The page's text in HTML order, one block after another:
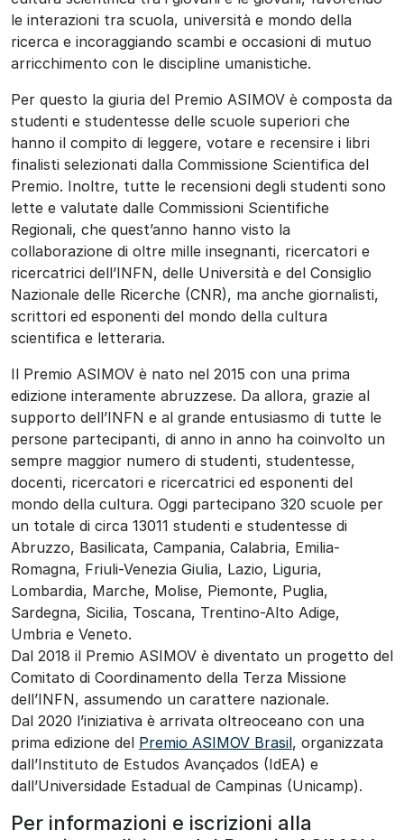
le interazioni tra scuola, università e mondo della
ricerca e incoraggiando scambi e occasioni di mutuo
arricchimento con le discipline umanistiche.
Per questo la giuria del Premio ASIMOV è composta da
studenti e studentesse delle scuole superiori che
hanno il compito di leggere, votare e recensire i libri
finalisti selezionati dalla Commissione Scientifica del
Premio. Inoltre, tutte le recensioni degli studenti sono
lette e valutate dalle Commissioni Scientifiche
Regionali, che quest’anno hanno visto la
collaborazione di oltre mille insegnanti, ricercatori e
ricercatrici dell’INFN, delle Università e del Consiglio
Nazionale delle Ricerche (CNR), ma anche giornalisti,
scrittori ed esponenti del mondo della cultura
scientifica e letteraria.
Il Premio ASIMOV è nato nel 2015 con una prima
edizione interamente abruzzese. Da allora, grazie al
supporto dell’INFN e al grande entusiasmo di tutte le
persone partecipanti, di anno in anno ha coinvolto un
sempre maggior numero di studenti, studentesse,
docenti, ricercatori e ricercatrici ed esponenti del
mondo della cultura. Oggi partecipano 320 scuole per
un totale di circa 13011 studenti e studentesse di
Abruzzo, Basilicata, Campania, Calabria, Emilia-
Romagna, Friuli-Venezia Giulia, Lazio, Liguria,
Lombardia, Marche, Molise, Piemonte, Puglia,
Sardegna, Sicilia, Toscana, Trentino-Alto Adige,
Umbria e Veneto.
Dal 2018 il Premio ASIMOV è diventato un progetto del
Comitato di Coordinamento della Terza Missione
dell’INFN, assumendo un carattere nazionale.
Dal 2020 l’iniziativa è arrivata oltreoceano con una
prima edizione del Premio ASIMOV Brasil, organizzata
dall’Instituto de Estudos Avançados (IdEA) e
dall’Universidade Estadual de Campinas (Unicamp).
Per informazioni e iscrizioni alla